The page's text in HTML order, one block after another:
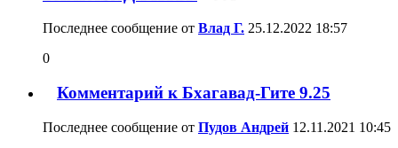
Последнее сообщение от Влад Г. 25.12.2022 18:57
0
Комментарий к Бхагавад-Гите 9.25
Последнее сообщение от Пудов Андрей 12.11.2021 10:45